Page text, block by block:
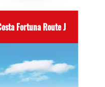
Fortuna Route J